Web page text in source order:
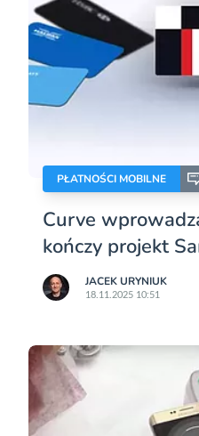
PŁATNOŚCI MOBILNE
Curve
kończy projekt
JACEK URYNIUK
18.11.2025 10:51